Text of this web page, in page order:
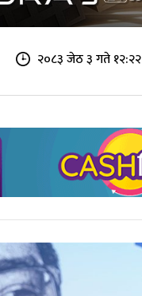
२०८३ जेठ ३ गते १२:२२